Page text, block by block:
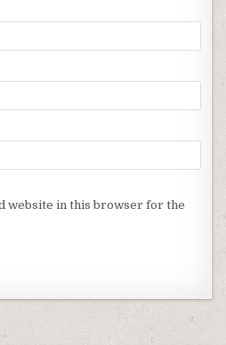
website in this browser for the